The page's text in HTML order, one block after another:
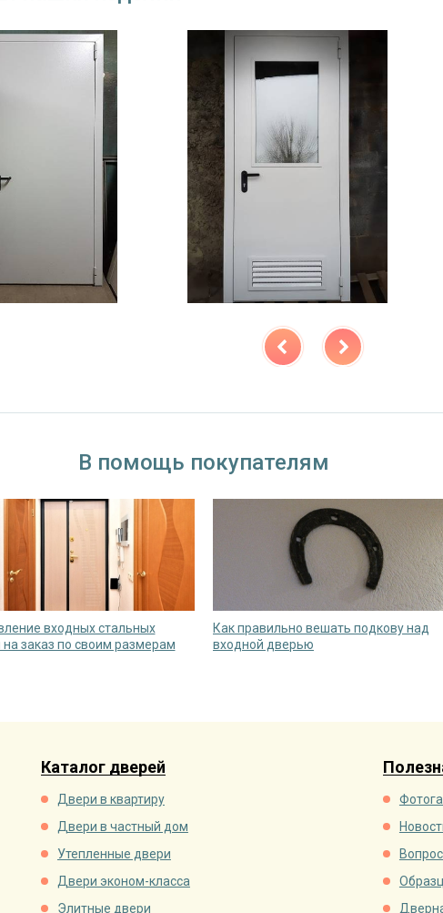
В помощь покупателям
входных стальных
заказ по своим размерам
Как правильно вешать подкову над
входной дверью
Каталог дверей
Двери в квартиру
Двери в частный дом
Утепленные двери
Двери эконом-класса
Элитные двери